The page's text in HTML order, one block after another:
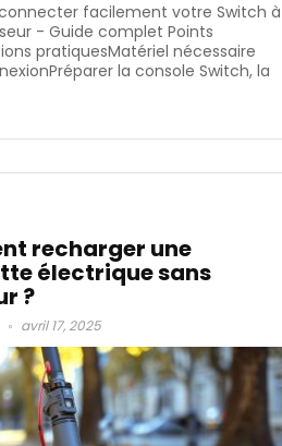
facilement votre Switch à
- Guide complet Points
pratiquesMatériel nécessaire
la console Switch, la
recharger une
électrique sans
?
avril 17, 2025